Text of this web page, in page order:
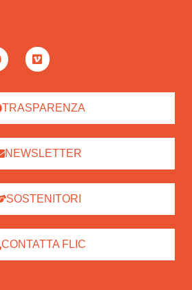
TRASPARENZA
NEWSLETTER
SOSTENITORI
CONTATTA FLIC